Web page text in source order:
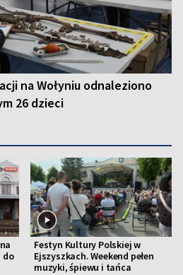
na Wołyniu odnaleziono
26 dzieci
do
Festyn Kultury Polskiej w
Ejszyszkach. Weekend pełen
muzyki, śpiewu i tańca